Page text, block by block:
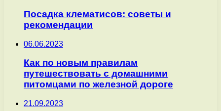
Посадка клематисов: советы и
рекомендации
06.06.2023
Как по новым правилам
путешествовать с домашними
питомцами по железной дороге
21.09.2023